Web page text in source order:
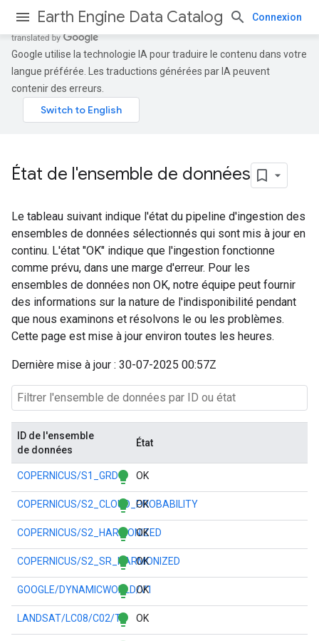
Earth Engine Data Catalog Connexion
Google utilise la technologie IA pour traduire le contenu dans votre
langue préférée. Les traductions générées par IA peuvent
contenir des erreurs.
État de l'ensemble de données
Le tableau suivant indique l'état du pipeline d'ingestion des
ensembles de données sélectionnés qui sont mis à jour en
continu. L'état "OK" indique que l'ingestion fonctionne
comme prévu, dans une marge d'erreur. Pour les
ensembles de données non OK, notre équipe peut fournir
des informations sur la nature de l'indisponibilité pendant
que nous examinons et résolvons le ou les problèmes.
Cette page est mise à jour environ toutes les heures.
Dernière mise à jour : 30-07-2025 00:57Z
ID de l'ensemble
de données
État
COPERNICUS/S1_GRDlightbulb OK
COPERNICUS/S2_CLOUD_PROBABILITY
lightbulb OK
COPERNICUS/S2_HARMONIZED
lightbulb OK
COPERNICUS/S2_SR_HARMONIZED
lightbulb OK
GOOGLE/DYNAMICWORLD/V1
lightbulb OK
LANDSAT/LC08/C02/T1lightbulb OK